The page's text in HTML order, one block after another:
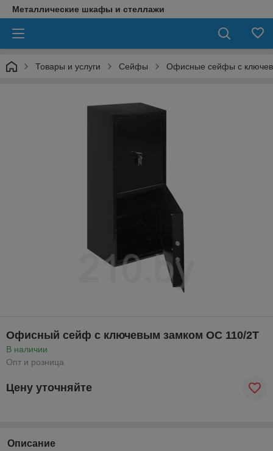
Металлические шкафы и стеллажи
Товары и услуги Сейфы Офисные сейфы с
Офисный сейф с ключевым замком ОС 110/2Т
В наличии
Опт и розница
Цену уточняйте
Описание